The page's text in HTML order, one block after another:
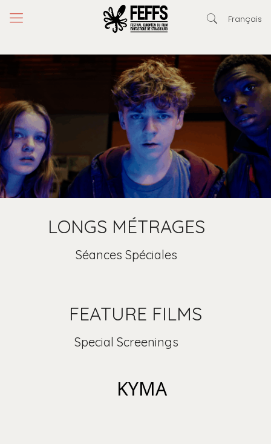
Français
LONGS MÉTRAGES
Séances Spéciales
FEATURE FILMS
Special Screenings
KYMA